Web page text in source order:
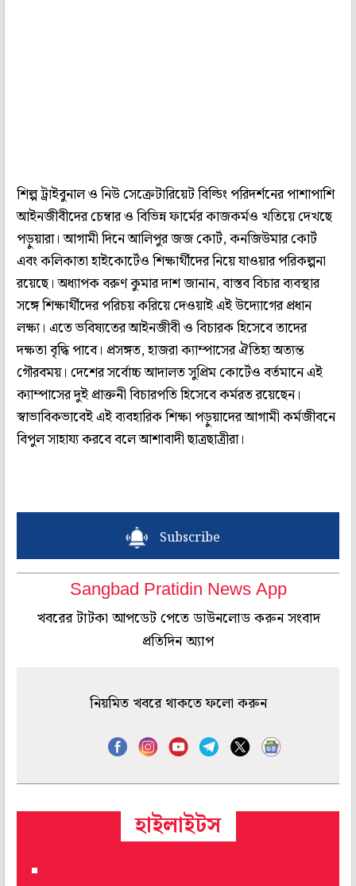
শিল্প ট্রাইবুনাল ও নিউ সেক্রেটারিয়েট বিল্ডিং পরিদর্শনের পাশাপাশি
আইনজীবীদের চেম্বার ও বিভিন্ন ফার্মের কাজকর্মও খতিয়ে দেখছে
পড়ুয়ারা। আগামী দিনে আলিপুর জজ কোর্ট, কনজিউমার কোর্ট
এবং কলিকাতা হাইকোর্টেও শিক্ষার্থীদের নিয়ে যাওয়ার পরিকল্পনা
রয়েছে। অধ্যাপক বরুণ কুমার দাশ জানান, বাস্তব বিচার ব্যবস্থার
সঙ্গে শিক্ষার্থীদের পরিচয় করিয়ে দেওয়াই এই উদ্যোগের প্রধান
লক্ষ্য। এতে ভবিষ্যতের আইনজীবী ও বিচারক হিসেবে তাদের
দক্ষতা বৃদ্ধি পাবে। প্রসঙ্গত, হাজরা ক্যাম্পাসের ঐতিহ্য অত্যন্ত
গৌরবময়। দেশের সর্বোচ্চ আদালত সুপ্রিম কোর্টেও বর্তমানে এই
ক্যাম্পাসের দুই প্রাক্তনী বিচারপতি হিসেবে কর্মরত রয়েছেন।
স্বাভাবিকভাবেই এই ব্যবহারিক শিক্ষা পড়ুয়াদের আগামী কর্মজীবনে
বিপুল সাহায্য করবে বলে আশাবাদী ছাত্রছাত্রীরা।
Subscribe
Sangbad Pratidin News App
খবরের টাটকা আপডেট পেতে ডাউনলোড করুন সংবাদ
প্রতিদিন অ্যাপ
নিয়মিত খবরে থাকতে ফলো করুন
হাইলাইটস